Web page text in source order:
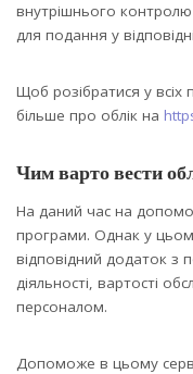
внутрішнього
для подання у
Щоб розібратися у всіх
більше про облік на
Чим варто вести
На даний час на
програми. Однак у
відповідний додаток з
діяльності, вартості
персоналом.
Допоможе в цьому